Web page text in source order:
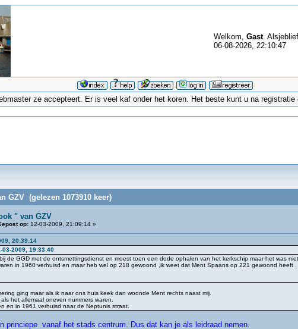
Welkom, Gast.
06-08-2026, 22:10:47
ze accepteert. Er is veel kaf onder het koren. Het beste kunt u na
GZV (gelezen 1073910 keer)
" van GZV
op:12-03-2009, 21:09:14 »
20:39:14
2009, 19:33:40
de GGD met de ontsmettingsdienst en moest toen een dode ophalen van het kerkschip maar het was
in 1960 verhuisd en maar heb wel op 218 gewoond ,ik weet dat Ment Spaans op 221 gewoond heeft .
ging maar als ik naar ons huis keek dan woonde Ment rechts naast mij.
het allemaal oneven nummers waren.
en in 1961 verhuisd naar de Neptunis straat.
princiepe vanaf het stads centrum. Dus dat kan je als leidraad nemen.